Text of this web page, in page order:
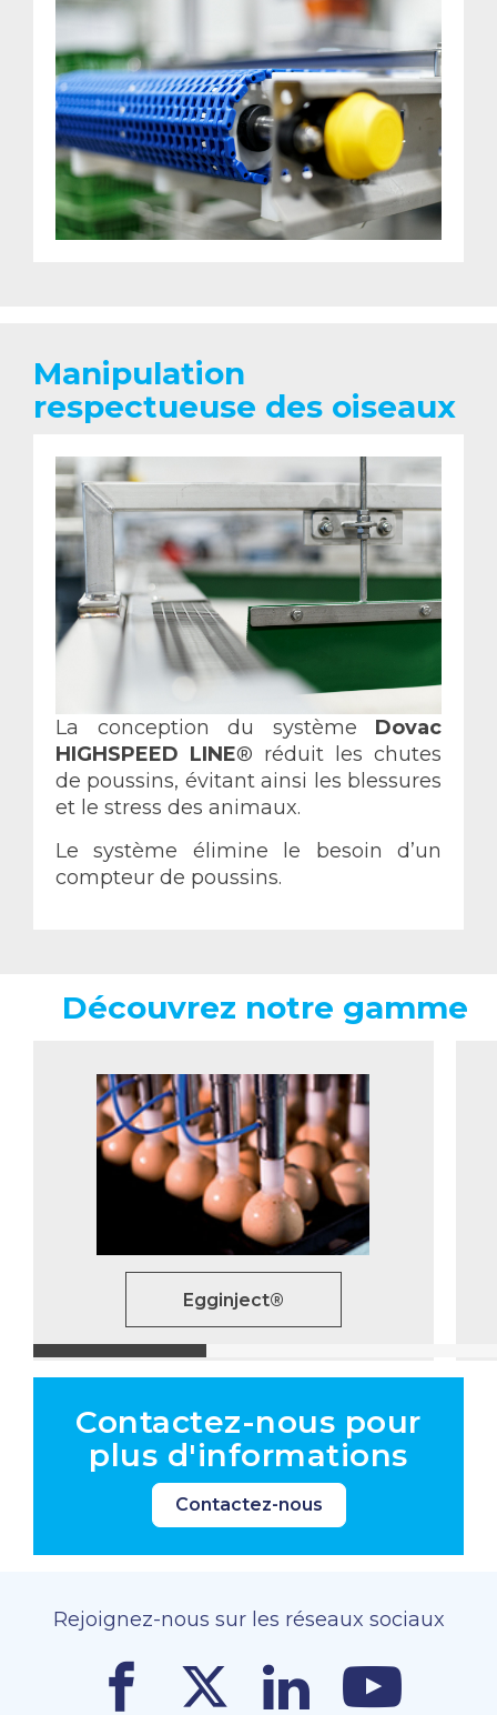
Manipulation
respectueuse des oiseaux
La conception du système Dovac
HIGHSPEED LINE® réduit les chutes
de poussins, évitant ainsi les blessures
et le stress des animaux.
Le système élimine le besoin d’un
compteur de poussins.
Découvrez notre gamme
Egginject®
Contactez-nous pour
plus d'informations
Contactez-nous
Rejoignez-nous sur les réseaux sociaux